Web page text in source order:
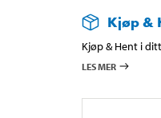
Kjøp &
Kjøp & Hent i
LES MER